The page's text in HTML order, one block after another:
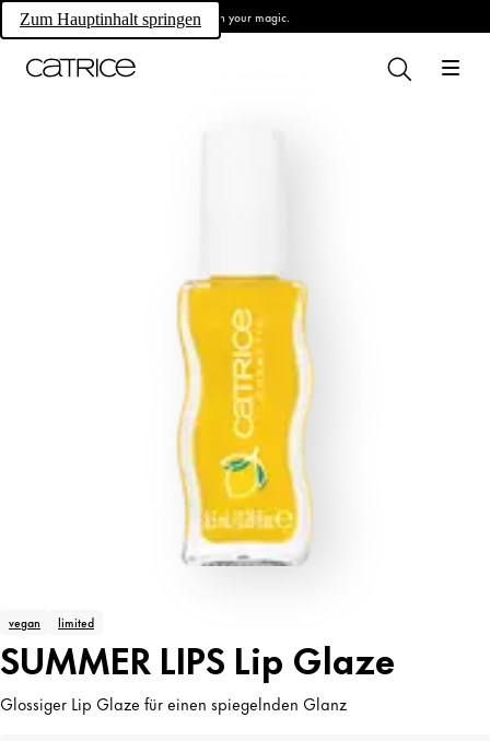
Zum Hauptinhalt springen Own your magic.
vegan limited
SUMMER LIPS Lip Glaze
Glossiger Lip Glaze für einen spiegelnden Glanz